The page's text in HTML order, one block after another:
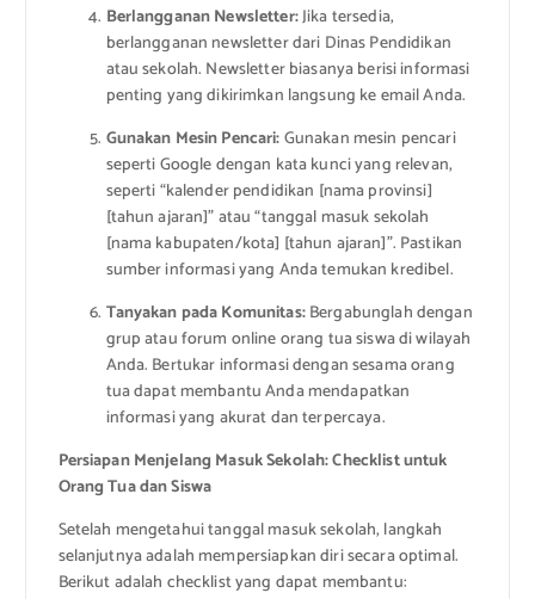
Berlangganan Newsletter:Jika tersedia,
berlangganan newsletter dari Dinas Pendidikan
atau sekolah. Newsletter biasanya berisi informasi
penting yang dikirimkan langsung ke email Anda.
Gunakan Mesin Pencari:Gunakan mesin pencari
seperti Google dengan kata kunci yang relevan,
seperti “kalender pendidikan [nama provinsi]
[tahun ajaran]” atau “tanggal masuk sekolah
[nama kabupaten/kota] [tahun ajaran]”. Pastikan
sumber informasi yang Anda temukan kredibel.
Tanyakan pada Komunitas:Bergabunglah dengan
grup atau forum online orang tua siswa di wilayah
Anda. Bertukar informasi dengan sesama orang
tua dapat membantu Anda mendapatkan
informasi yang akurat dan terpercaya.
Persiapan Menjelang Masuk Sekolah: Checklist untuk
Orang Tua dan Siswa
Setelah mengetahui tanggal masuk sekolah, langkah
selanjutnya adalah mempersiapkan diri secara optimal.
Berikut adalah checklist yang dapat membantu: